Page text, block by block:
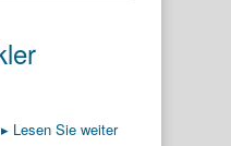
▸ Lesen Sie weiter